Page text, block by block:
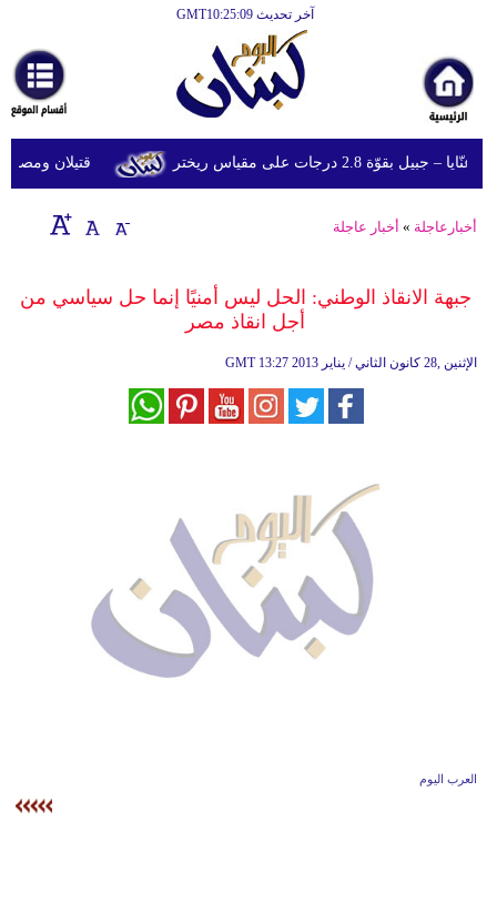
آخر تحديث GMT10:25:09
أخبارعاجلة
رياضة
ثقافة
إقتصاد
وموسيقى
أزياء
قتيلان ومصابون جراء 14 غارة إسرائيلية على 2.8 درجات على مقياس ريختر
أخبارعاجلة » أخبار عاجلة
جبهة الانقاذ الوطني: الحل ليس أمنيًا إنما حل سياسي من
أجل انقاذ مصر
GMT 13:27 2013 الإثنين ,28 كانون الثاني / يناير
العرب اليوم